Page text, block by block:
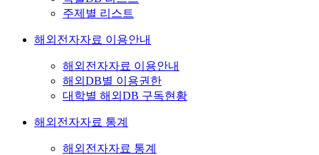
주제별 리스트
해외전자자료 이용안내
해외전자자료 이용안내
해외DB별 이용권한
대학별 해외DB 구독현황
해외전자자료 통계
해외전자자료 통계